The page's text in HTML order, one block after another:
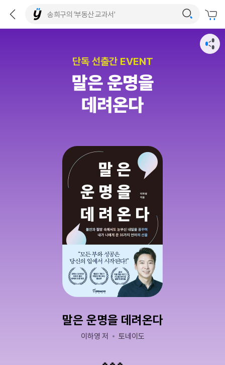
단독 선출간 EVENT
말은 운명을
데려온다
말은 운명을 데려온다
이하영 저 토네이도